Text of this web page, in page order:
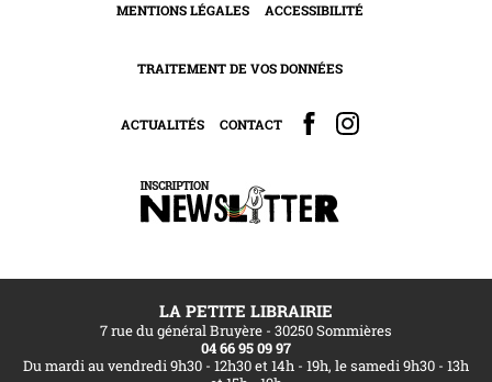
MENTIONS LÉGALES ACCESSIBILITÉ
TRAITEMENT DE VOS DONNÉES
ACTUALITÉS CONTACT
LA PETITE LIBRAIRIE
7 rue du général Bruyère - 30250 Sommières
04 66 95 09 97
Du mardi au vendredi 9h30 - 12h30 et 14h - 19h, le samedi 9h30 - 13h